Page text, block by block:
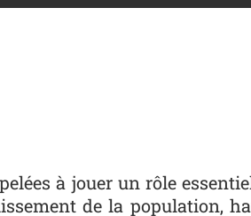
à jouer un rôle
de la population,